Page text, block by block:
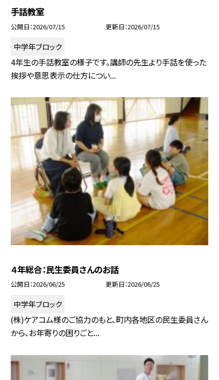
手話教室
公開日 2026/07/15 更新日 2026/07/15
中学年ブロック
4年生の手話教室の様子です。講師の先生より手話を使った
挨拶や意思表示の仕方につい...
４年総合：民生委員さんのお話
公開日 2026/06/25 更新日 2026/06/25
中学年ブロック
(株)ケアコム様のご協力のもと、町内各地区の民生委員さん
から、お年寄りの困りごと...